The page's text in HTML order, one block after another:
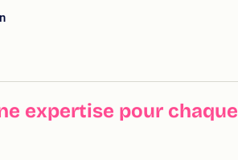
expertise pour chaque